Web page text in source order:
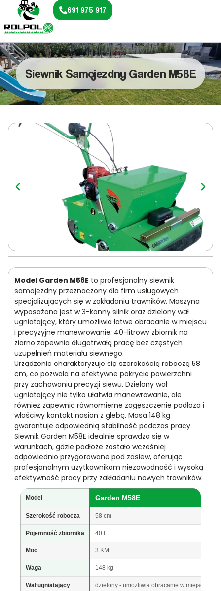
691 975 917
Siewnik Samojezdny Garden M58E
Model Garden M58E to profesjonalny siewnik
samojezdny przeznaczony dla firm usługowych
specjalizujących się w zakładaniu trawników. Maszyna
wyposażona jest w 3-konny silnik oraz dzielony wał
ugniatający, który umożliwia łatwe obracanie w miejscu
i precyzyjne manewrowanie. 40-litrowy zbiornik na
ziarno zapewnia długotrwałą pracę bez częstych
uzupełnień materiału siewnego.
Urządzenie charakteryzuje się szerokością roboczą 58
cm, co pozwala na efektywne pokrycie powierzchni
przy zachowaniu precyzji siewu. Dzielony wał
ugniatający nie tylko ułatwia manewrowanie, ale
również zapewnia równomierne zagęszczenie podłoża i
właściwy kontakt nasion z glebą. Masa 148 kg
gwarantuje odpowiednią stabilność podczas pracy.
Siewnik Garden M58E idealnie sprawdza się w
warunkach, gdzie podłoże zostało wcześniej
odpowiednio przygotowane pod zasiew, oferując
profesjonalnym użytkownikom niezawodność i wysoką
efektywność pracy przy zakładaniu nowych trawników.
Model Garden M58E
Szerokość robocza 58 cm
Pojemność zbiornika 40 l
Moc 3 KM
Waga 148 kg
Wał ugniatający dzielony - umożliwia obracanie w miejscu